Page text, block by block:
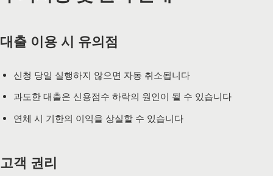
대출 이용 시 유의점
신청 당일 실행하지 않으면 자동 취소됩니다
과도한 대출은 신용점수 하락의 원인이 될 수 있습니다
연체 시 기한의 이익을 상실할 수 있습니다
고객 권리